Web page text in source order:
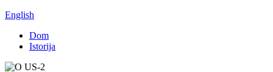
English
Dom
Istorija